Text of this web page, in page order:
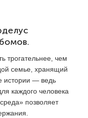
трогательнее, чем
семье, хранящий
истории — ведь
каждого человека
позволяет